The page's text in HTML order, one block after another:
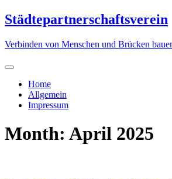
Skip
to
Städtepartnerschaftsverein
Verbinden von Menschen und Brücken
Home
Allgemein
Impressum
Month: April 2025